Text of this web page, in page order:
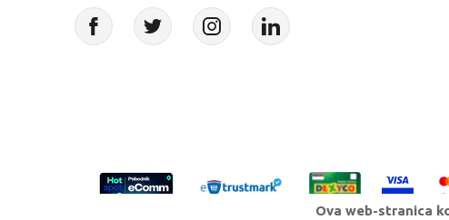
Ova web-stranica